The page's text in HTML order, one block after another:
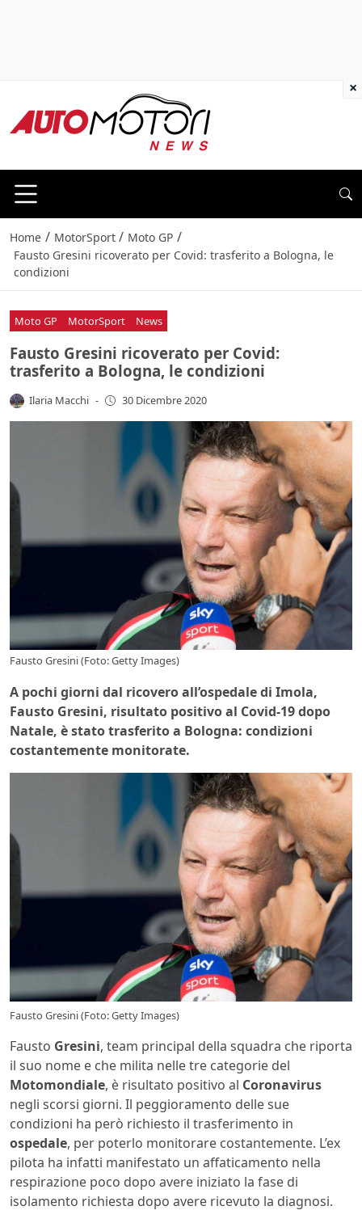
Home / MotorSport / Moto GP /
Fausto Gresini ricoverato per Covid: trasferito a Bologna, le
condizioni
Moto GP MotorSport News
Fausto Gresini ricoverato per Covid:
trasferito a Bologna, le condizioni
Ilaria Macchi - 30 Dicembre 2020
Fausto Gresini (Foto: Getty Images)
A pochi giorni dal ricovero all’ospedale di Imola,
Fausto Gresini, risultato positivo al Covid-19 dopo
Natale, è stato trasferito a Bologna: condizioni
costantemente monitorate.
Fausto Gresini (Foto: Getty Images)
Fausto Gresini, team principal della squadra che riporta
il suo nome e che milita nelle tre categorie del
Motomondiale, è risultato positivo al Coronavirus
negli scorsi giorni. Il peggioramento delle sue
condizioni ha però richiesto il trasferimento in
ospedale, per poterlo monitorare costantemente. L’ex
pilota ha infatti manifestato un affaticamento nella
respirazione poco dopo avere iniziato la fase di
isolamento richiesta dopo avere ricevuto la diagnosi.
×